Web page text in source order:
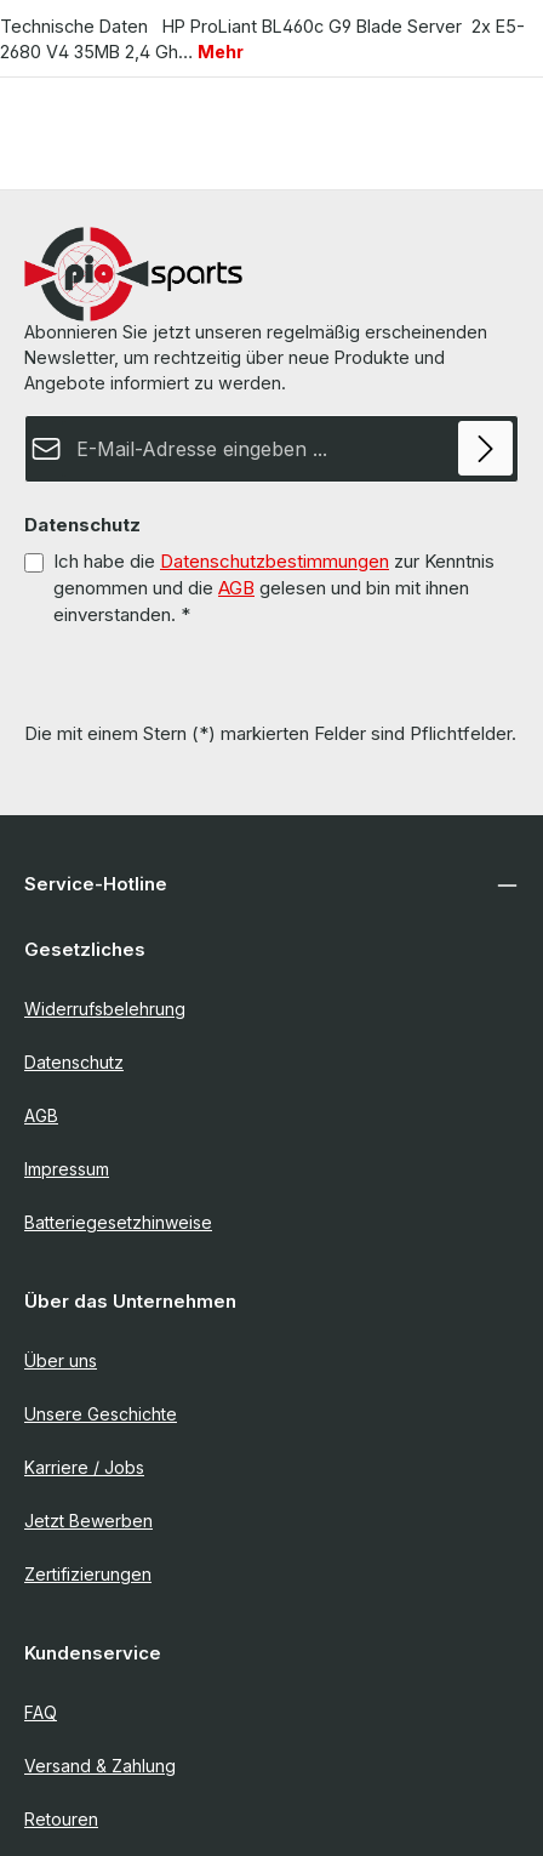
Technische Daten HP ProLiant BL460c G9 Blade Server 2x E5-
2680 V4 35MB 2,4 Gh… Mehr
Abonnieren Sie jetzt unseren regelmäßig erscheinenden
Newsletter, um rechtzeitig über neue Produkte und
Angebote informiert zu werden.
Datenschutz
Ich habe die Datenschutzbestimmungen zur Kenntnis
genommen und die AGB gelesen und bin mit ihnen
einverstanden. *
Die mit einem Stern (*) markierten Felder sind Pflichtfelder.
Service-Hotline
Gesetzliches
Widerrufsbelehrung
Datenschutz
AGB
Impressum
Batteriegesetzhinweise
Über das Unternehmen
Über uns
Unsere Geschichte
Karriere / Jobs
Jetzt Bewerben
Zertifizierungen
Kundenservice
FAQ
Versand & Zahlung
Retouren